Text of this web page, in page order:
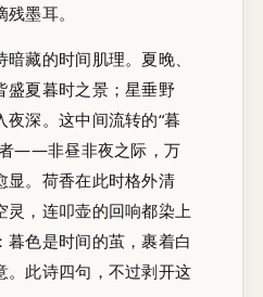
墨耳。
藏的时间肌理。夏晚、
盛夏暮时之景；星垂野
深。这中间流转的“暮
——非昼非夜之际，万
显。荷香在此时格外清
灵，连叩壶的回响都染上
暮色是时间的茧，裹着白
。此诗四句，不过剥开这